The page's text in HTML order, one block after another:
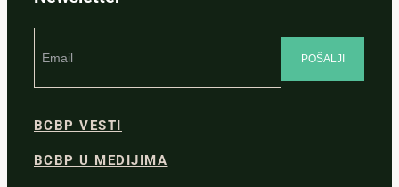
BCBP VESTI
BCBP U MEDIJIMA